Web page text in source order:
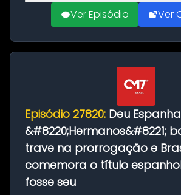
Ver Episódio Ver
Episódio 27820: Deu
&#8220;Hermanos&#8221;
trave na prorrogação e
comemora o título
fosse seu